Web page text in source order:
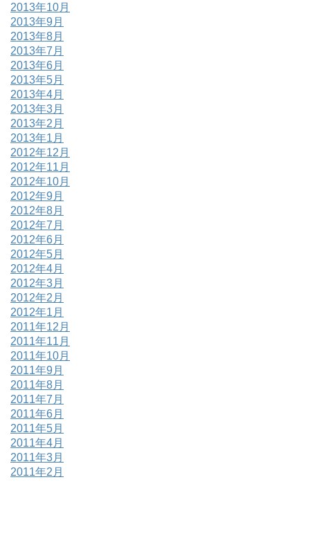
2013年10月
2013年9月
2013年8月
2013年7月
2013年6月
2013年5月
2013年4月
2013年3月
2013年2月
2013年1月
2012年12月
2012年11月
2012年10月
2012年9月
2012年8月
2012年7月
2012年6月
2012年5月
2012年4月
2012年3月
2012年2月
2012年1月
2011年12月
2011年11月
2011年10月
2011年9月
2011年8月
2011年7月
2011年6月
2011年5月
2011年4月
2011年3月
2011年2月